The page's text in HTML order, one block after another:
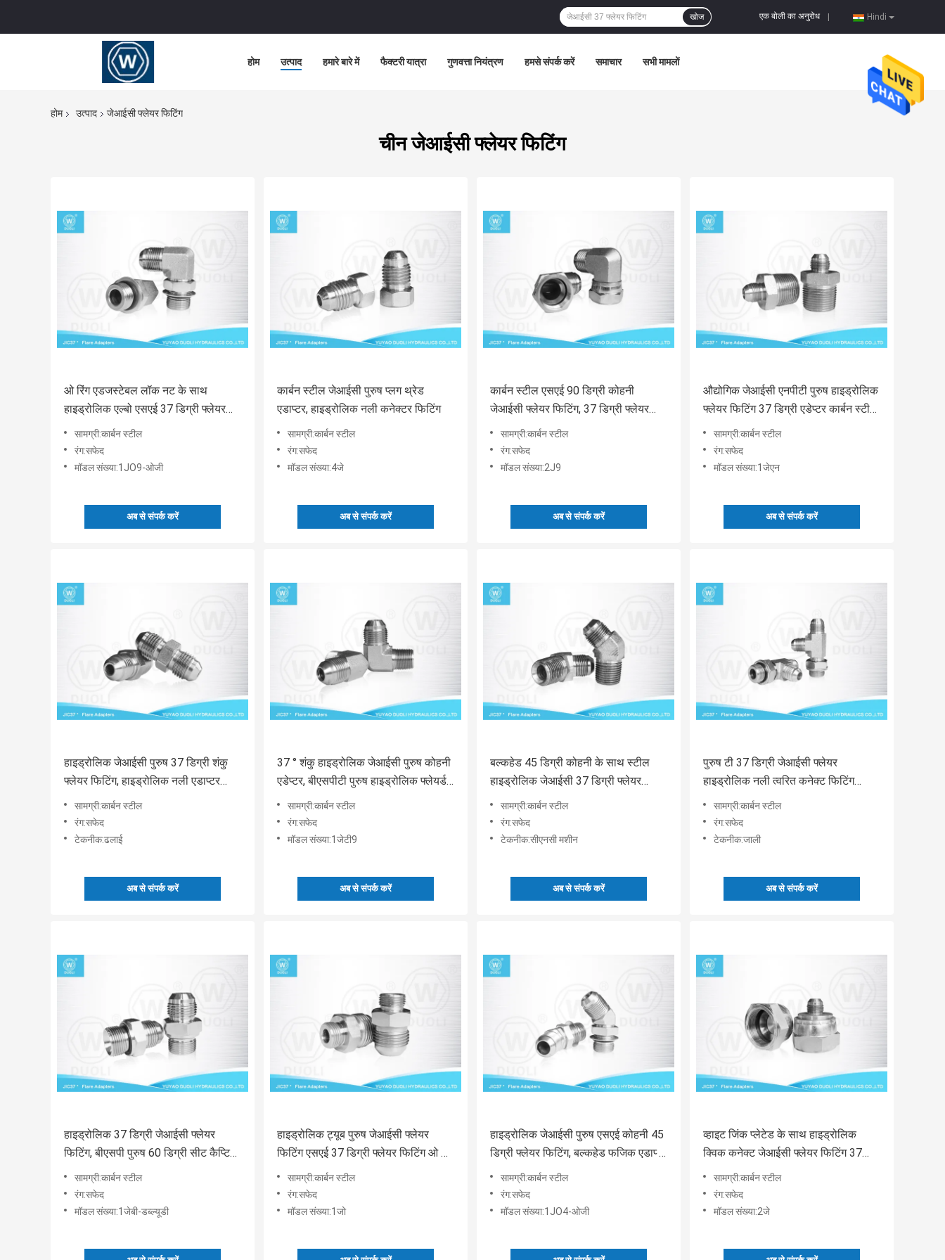
Hindi
एक बोली का अनुरोध
खोज
होम उत्पाद हमारे बारे में फैक्टरी यात्रा गुणवत्ता नियंत्रण हमसे संपर्क करें समाचार सभी मामलों
होम उत्पाद जेआईसी फ्लेयर फिटिंग
चीन जेआईसी फ्लेयर फिटिंग
ओ रिंग एडजस्टेबल लॉक नट के साथ
हाइड्रोलिक एल्बो एसएई 37 डिग्री फ्लेयर
सामग्री:कार्बन स्टील
रंग:सफेद
मॉडल संख्या:1JO9-ओजी
अब से संपर्क करें
कार्बन स्टील जेआईसी पुरुष प्लग थ्रेड
एडाप्टर, हाइड्रोलिक नली कनेक्टर फिटिंग
सामग्री:कार्बन स्टील
रंग:सफेद
मॉडल संख्या:4जे
अब से संपर्क करें
कार्बन स्टील एसएई 90 डिग्री कोहनी
जेआईसी फ्लेयर फिटिंग, 37 डिग्री फ्लेयर
ट्यूब फिटिंग
सामग्री:कार्बन स्टील
रंग:सफेद
मॉडल संख्या:2J9
अब से संपर्क करें
औद्योगिक जेआईसी एनपीटी पुरुष हाइड्रोलिक
फ्लेयर फिटिंग 37 डिग्री एडेप्टर कार्बन स्टील
सामग्री:
सामग्री:कार्बन स्टील
रंग:सफेद
मॉडल संख्या:1जेएन
अब से संपर्क करें
हाइड्रोलिक जेआईसी पुरुष 37 डिग्री शंकु
फ्लेयर फिटिंग, हाइड्रोलिक नली एडाप्टर
सामग्री:कार्बन स्टील
रंग:सफेद
टेकनीक:ढलाई
अब से संपर्क करें
37 ° शंकु हाइड्रोलिक जेआईसी पुरुष कोहनी
एडेप्टर, बीएसपीटी पुरुष हाइड्रोलिक फ्लेयर्ड
सामग्री:कार्बन स्टील
रंग:सफेद
मॉडल संख्या:1जेटी9
अब से संपर्क करें
बल्कहेड 45 डिग्री कोहनी के साथ स्टील
हाइड्रोलिक जेआईसी 37 डिग्री फ्लेयर
सामग्री:कार्बन स्टील
रंग:सफेद
टेकनीक:सीएनसी मशीन
अब से संपर्क करें
पुरुष टी 37 डिग्री जेआईसी फ्लेयर
हाइड्रोलिक नली त्वरित कनेक्ट फिटिंग
सामग्री:कार्बन स्टील
रंग:सफेद
टेकनीक:जाली
अब से संपर्क करें
हाइड्रोलिक 37 डिग्री जेआईसी फ्लेयर
फिटिंग, बीएसपी पुरुष 60 डिग्री सीट कैप्टिव
सील पाइप फिटिंग:
सामग्री:कार्बन स्टील
रंग:सफेद
मॉडल संख्या:1जेबी-डब्ल्यूडी
हाइड्रोलिक ट्यूब पुरुष जेआईसी फ्लेयर
फिटिंग एसएई 37 डिग्री फ्लेयर फिटिंग ओ रिंग
सामग्री:कार्बन स्टील
रंग:सफेद
मॉडल संख्या:1जो
हाइड्रोलिक जेआईसी पुरुष एसएई कोहनी 45
डिग्री फ्लेयर फिटिंग, बल्कहेड फजिक एडाप्टर
सामग्री:कार्बन स्टील
रंग:सफेद
मॉडल संख्या:1JO4-ओजी
व्हाइट जिंक प्लेटेड के साथ हाइड्रोलिक
क्विक कनेक्ट जेआईसी फ्लेयर फिटिंग 37
डिग्री एडेप्टर
सामग्री:कार्बन स्टील
रंग:सफेद
मॉडल संख्या:2जे